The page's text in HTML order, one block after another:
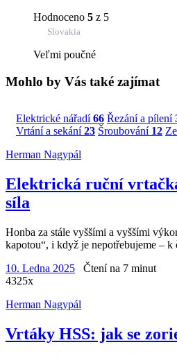
Hodnoceno 5 z 5
Slovakia
Veľmi poučné
Mohlo by Vás také zajímat
Elektrické nářadí66 Řezání a pílení
Vrtání a sekání23 Šroubování 12
Herman Nagypál
Elektrická ruční
síla
Honba za stále vyššími a vyššími
kapotou“, i když je nepotřebujeme – k
10. Ledna 2025
Čtení na 7 minut
4325x
Herman Nagypál
Vrtáky HSS: jak se